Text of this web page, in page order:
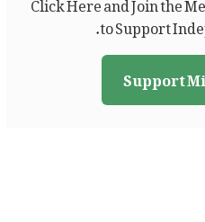
to Support
Support